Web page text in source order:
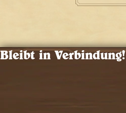
Bleibt in Verbindung!